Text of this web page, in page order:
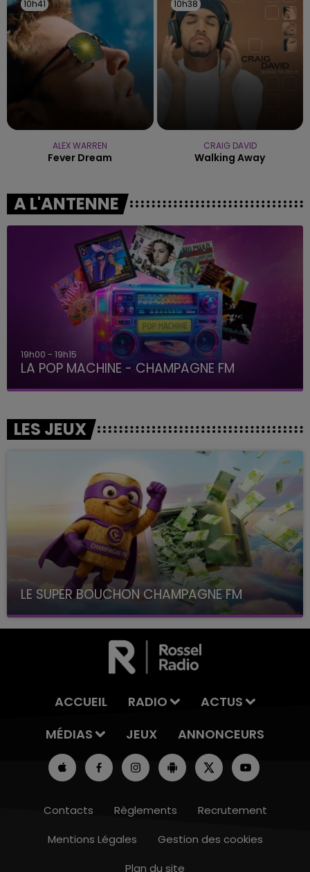
10h41
10h41
ALEX WARREN
Fever Dream
10h38
10h38
CRAIG DAVID
Walking Away
A L'ANTENNE
19h00 - 19h15
LA POP MACHINE - CHAMPAGNE FM
LES JEUX
LE SUPER BOUCHON CHAMPAGNE FM
avec La Famille Champagne FM, à 8H10
ACCUEIL RADIO
ACTUS
MÉDIAS
JEUX ANNONCEURS
Contacts Règlements
Recrutement
Mentions Légales
Gestion des cookies
Plan du site